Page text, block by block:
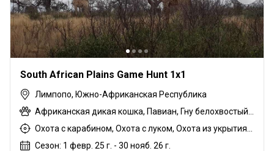
South African Plains Game Hunt 1x1
Лимпопо, Южно-Африканская Республика
Сезон: 1 февр. 25 г. - 30 нояб. 26 г.